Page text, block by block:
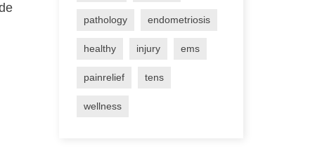
pathology endometriosis
healthy injury ems
painrelief tens
wellness